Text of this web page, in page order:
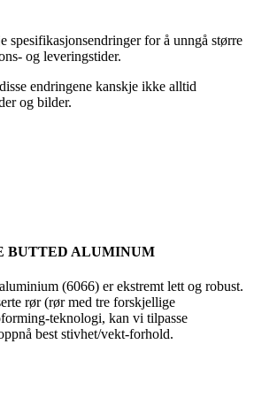
spesifikasjonsendringer for å unngå større
og leveringstider.
endringene kanskje ikke alltid
og bilder.
BUTTED ALUMINUM
(6066) er ekstremt lett og robust.
rør (rør med tre forskjellige
teknologi, kan vi tilpasse
best stivhet/vekt-forhold.